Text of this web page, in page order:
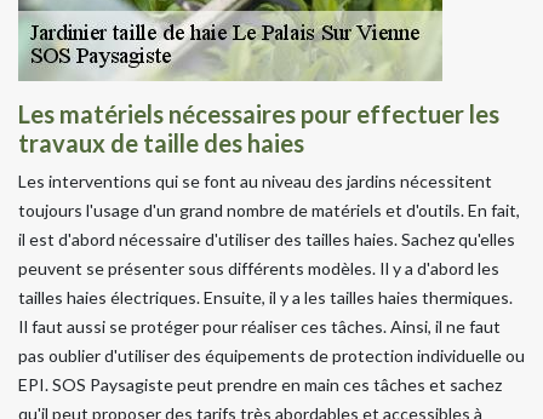
Les matériels nécessaires pour effectuer les
travaux de taille des haies
Les interventions qui se font au niveau des jardins nécessitent
toujours l'usage d'un grand nombre de matériels et d'outils. En fait,
il est d'abord nécessaire d'utiliser des tailles haies. Sachez qu'elles
peuvent se présenter sous différents modèles. Il y a d'abord les
tailles haies électriques. Ensuite, il y a les tailles haies thermiques.
Il faut aussi se protéger pour réaliser ces tâches. Ainsi, il ne faut
pas oublier d'utiliser des équipements de protection individuelle ou
EPI. SOS Paysagiste peut prendre en main ces tâches et sachez
qu'il peut proposer des tarifs très abordables et accessibles à